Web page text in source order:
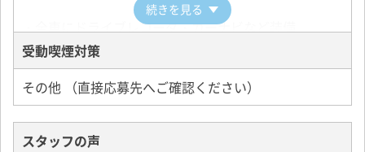
・全車にドライブレコーダ・カーナビなど装備
・全車AT車
・クレジットカード取扱い有
続きを見る
受動喫煙対策
その他 （直接応募先へご確認ください）
スタッフの声